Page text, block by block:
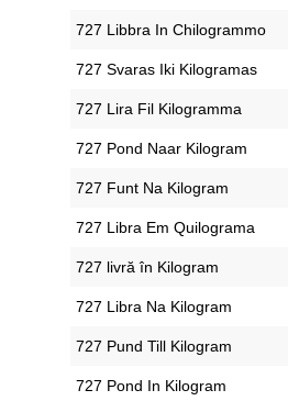
‎727 Libbra In Chilogrammo
‎727 Svaras Iki Kilogramas
‎727 Lira Fil Kilogramma
‎727 Pond Naar Kilogram
‎727 Funt Na Kilogram
‎727 Libra Em Quilograma
‎727 livră în Kilogram
‎727 Libra Na Kilogram
‎727 Pund Till Kilogram
‎727 Pond In Kilogram